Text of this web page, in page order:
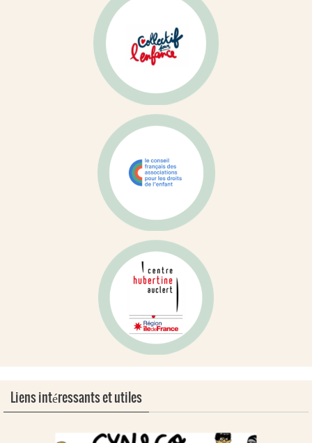
Liens intéressants et utiles